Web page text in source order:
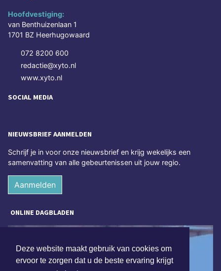
Deze website maakt gebruik van cookies om
ervoor te zorgen dat u de beste ervaring krijgt
Hoofdvestiging:
van Benthuizenlaan 1
1701 BZ Heerhugowaard
072 8200 600
redactie@xyto.nl
www.xyto.nl
SOCIAL MEDIA
NIEUWSBRIEF AANMELDEN
Schrijf je in voor onze nieuwsbrief en krijg wekelijks een
samenvatting van alle gebeurtenissen uit jouw regio.
Aanmelden
ONLINE DAGBLADEN